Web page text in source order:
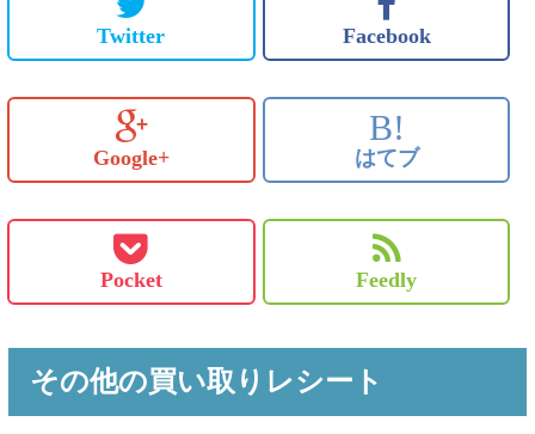
Twitter Facebook
Google+
B!
はてブ
Pocket Feedly
その他の買い取りレシート